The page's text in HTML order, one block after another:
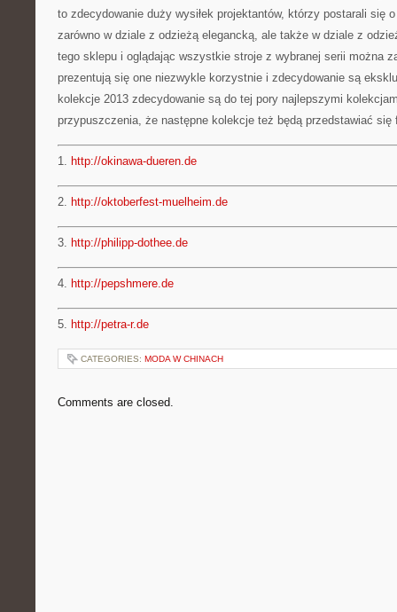
to zdecydowanie duży wysiłek projektantów, którzy postarali się
zarówno w dziale z odzieżą elegancką, ale także w dziale z
tego sklepu i oglądając wszystkie stroje z wybranej serii można
prezentują się one niezwykle korzystnie i zdecydowanie są
kolekcje 2013 zdecydowanie są do tej pory najlepszymi
przypuszczenia, że następne kolekcje też będą przedstawiać się
1. http://okinawa-dueren.de
2. http://oktoberfest-muelheim.de
3. http://philipp-dothee.de
4. http://pepshmere.de
5. http://petra-r.de
CATEGORIES: MODA W CHINACH
Comments are closed.